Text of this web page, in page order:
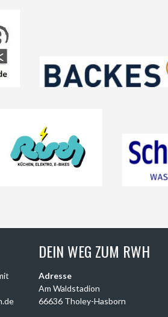
DEIN WEG ZUM RWH
Adresse
Am Waldstadion
66636 Tholey-Hasborn